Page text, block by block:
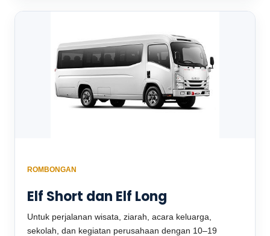
ROMBONGAN
Elf Short dan Elf Long
Untuk perjalanan wisata, ziarah, acara keluarga,
sekolah, dan kegiatan perusahaan dengan 10–19